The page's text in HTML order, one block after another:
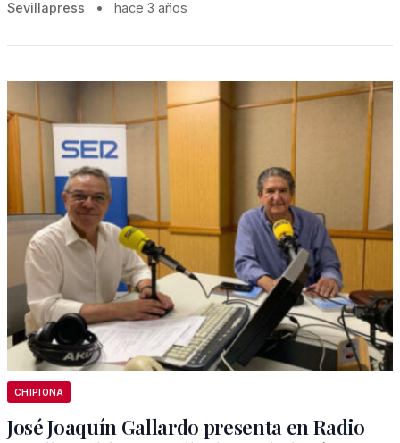
Sevillapress • hace 3 años
CHIPIONA
José Joaquín Gallardo presenta en Radio